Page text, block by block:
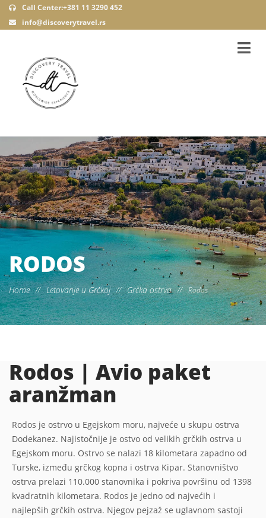
Call Center:+381 11 3290 452
info@discoverytravel.rs
RODOS
Home // Letovanje u Grčkoj // Grčka ostrva // Rodos
Rodos | Avio paket
aranžman
Rodos je ostrvo u Egejskom moru, najveće u skupu ostrva
Dodekanez. Najistočnije je ostvo od velikih grčkih ostrva u
Egejskom moru. Ostrvo se nalazi 18 kilometara zapadno od
Turske, između grčkog kopna i ostrva Kipar. Stanovništvo
ostrva prelazi 110.000 stanovnika i pokriva površinu od 1398
kvadratnih kilometara. Rodos je jedno od najvećih i
najlepših grčkih ostrva. Njegov pejzaž se uglavnom sastoji